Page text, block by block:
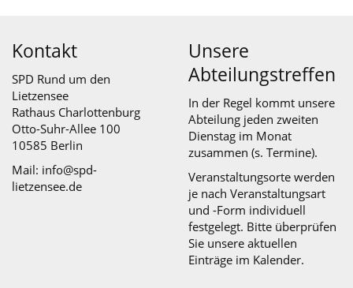
Kontakt
SPD Rund um den
Lietzensee
Rathaus Charlottenburg
Otto-Suhr-Allee 100
10585 Berlin
Mail: info@spd-
lietzensee.de
Unsere
Abteilungstreffen
In der Regel kommt unsere
Abteilung jeden zweiten
Dienstag im Monat
zusammen (s. Termine).
Veranstaltungsorte werden
je nach Veranstaltungsart
und -Form individuell
festgelegt. Bitte überprüfen
Sie unsere aktuellen
Einträge im Kalender.